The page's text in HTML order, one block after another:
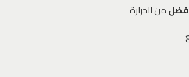
من الحرارة